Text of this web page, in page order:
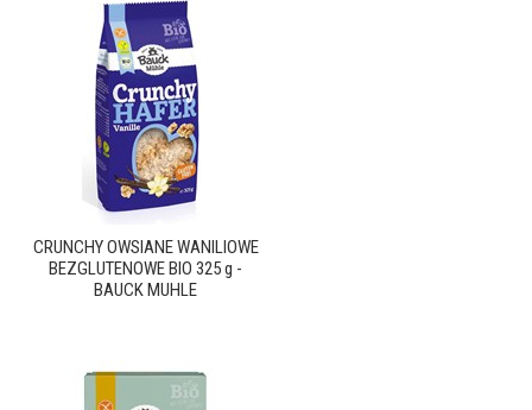
CRUNCHY OWSIANE WANILIOWE
BEZGLUTENOWE BIO 325 g -
BAUCK MUHLE